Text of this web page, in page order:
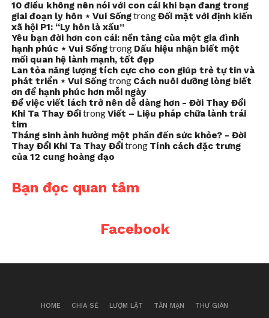
10 điều không nên nói với con cái khi bạn đang trong
giai đoạn ly hôn ⋆ Vui SốngtrongĐối mặt với định kiến
xã hội P1: “Ly hôn là xấu”
Yêu bạn đời hơn con cái: nền tảng của một gia đình
hạnh phúc ⋆ Vui Sốngtrong Dấu hiệu nhận biết một
mối quan hệ lành mạnh, tốt đẹp
Lan tỏa năng lượng tích cực cho con giúp trẻ tự tin và
phát triển ⋆ Vui Sốngtrong Cách nuôi dưỡng lòng biết
ơn để hạnh phúc hơn mỗi ngày
Để việc viết lách trở nên dễ dàng hơn - Đời Thay Đổi
Khi Ta Thay ĐổitrongViết – Liệu pháp chữa lành trái
tim
Tháng sinh ảnh hưởng một phần đến sức khỏe? - Đời
Thay Đổi Khi Ta Thay Đổitrong Tính cách đặc trưng
của 12 cung hoàng đạo
Bạn đọc quan tâm
Facebook
HOME CHIA SẺ LƯỢM LẶT TẢN MẠN THƯ GIÃN